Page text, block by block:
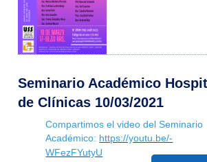
Seminario Académico
de Clínicas 10/03/2021
Compartimos el video del Seminario
Académico: https://youtu.be/-
WFezFYutyU